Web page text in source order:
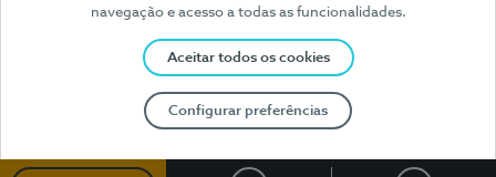
navegação e acesso a todas as funcionalidades.
Aceitar todos os cookies
Configurar preferências